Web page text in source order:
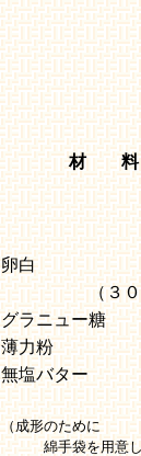
材 料
卵白
（３
グラニュー糖
薄力粉
無塩バター
（成形のために
綿手袋を用意し